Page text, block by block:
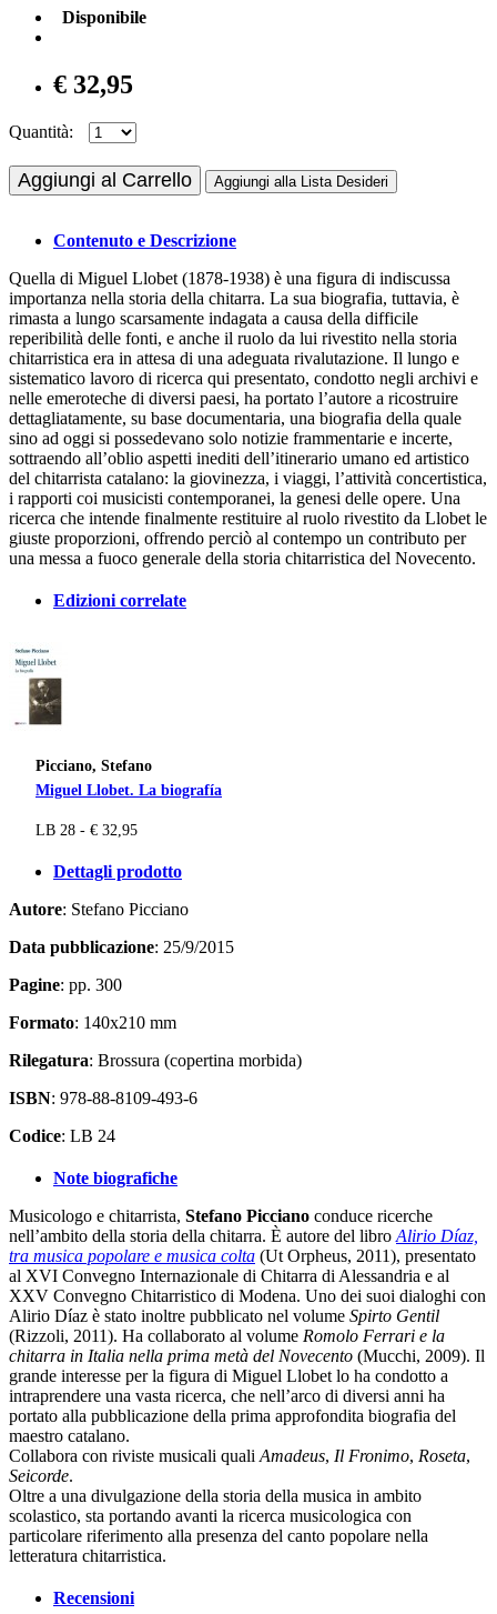
Disponibile
€ 32,95
Quantità:
Aggiungi al Carrello Aggiungi alla Lista Desideri
Contenuto e Descrizione
Quella di Miguel Llobet (1878-1938) è una figura di indiscussa
importanza nella storia della chitarra. La sua biografia, tuttavia, è
rimasta a lungo scarsamente indagata a causa della difficile
reperibilità delle fonti, e anche il ruolo da lui rivestito nella storia
chitarristica era in attesa di una adeguata rivalutazione. Il lungo e
sistematico lavoro di ricerca qui presentato, condotto negli archivi e
nelle emeroteche di diversi paesi, ha portato l’autore a ricostruire
dettagliatamente, su base documentaria, una biografia della quale
sino ad oggi si possedevano solo notizie frammentarie e incerte,
sottraendo all’oblio aspetti inediti dell’itinerario umano ed artistico
del chitarrista catalano: la giovinezza, i viaggi, l’attività concertistica,
i rapporti coi musicisti contemporanei, la genesi delle opere. Una
ricerca che intende finalmente restituire al ruolo rivestito da Llobet le
giuste proporzioni, offrendo perciò al contempo un contributo per
una messa a fuoco generale della storia chitarristica del Novecento.
Edizioni correlate
Picciano, Stefano
Miguel Llobet. La biografía
LB 28 - € 32,95
Dettagli prodotto
Autore: Stefano Picciano
Data pubblicazione: 25/9/2015
Pagine: pp. 300
Formato: 140x210 mm
Rilegatura: Brossura (copertina morbida)
ISBN: 978-88-8109-493-6
Codice: LB 24
Note biografiche
Musicologo e chitarrista, Stefano Picciano conduce ricerche
nell’ambito della storia della chitarra. È autore del libro Alirio Díaz,
tra musica popolare e musica colta (Ut Orpheus, 2011), presentato
al XVI Convegno Internazionale di Chitarra di Alessandria e al
XXV Convegno Chitarristico di Modena. Uno dei suoi dialoghi con
Alirio Díaz è stato inoltre pubblicato nel volume Spirto Gentil
(Rizzoli, 2011). Ha collaborato al volume Romolo Ferrari e la
chitarra in Italia nella prima metà del Novecento (Mucchi, 2009). Il
grande interesse per la figura di Miguel Llobet lo ha condotto a
intraprendere una vasta ricerca, che nell’arco di diversi anni ha
portato alla pubblicazione della prima approfondita biografia del
maestro catalano.
Collabora con riviste musicali quali Amadeus, Il Fronimo, Roseta,
Seicorde.
Oltre a una divulgazione della storia della musica in ambito
scolastico, sta portando avanti la ricerca musicologica con
particolare riferimento alla presenza del canto popolare nella
letteratura chitarristica.
Recensioni